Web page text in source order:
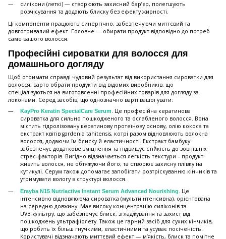
силікони (леткі) — створюють захисний бар’єр, полегшують
розчісування та додають блиску без ефекту жирності.
Ці компоненти працюють синергічно, забезпечуючи миттєвий та
довготривалий ефект. Головне — обирати продукт відповідно до потреб
саме вашого волосся.
Професійні сироватки для волосся для
домашнього догляду
Щоб отримати справді чудовий результат від використання сироватки для
волосся, варто обрати продукти від відомих виробників, що
спеціалізуються на виготовленні професійних товарів для догляду за
локонами. Серед засобів, що однозначно варті вашої уваги:
KayPro Keratin SpecialCare Serum. Це професійна кератинова
сироватка для сильно пошкодженого та ослабленого волосся. Вона
містить гідролізовану кератинову протеїнову основу, олію кокоса та
екстракт квітів gardenia tahitensis, котрі разом відновлюють волокна
волосся, додаючи їм блиску й еластичності. Екстракт бамбуку
забезпечує додаткове зміцнення та підвищує стійкість до зовнішніх
стрес-факторів. Вигідно відзначається легкість текстури – продукт
живить волосся, не обтяжуючи його, та створює захисну плівку на
кутикулі. Серум також допомагає запобігати розтріскуванню кінчиків та
утримувати вологу в структурі волосся.
Erayba N15 Nutriactive Instant Serum Advanced Nourishing
. Це
інтенсивно відновлююча сироватка (мультиінтенсивна), орієнтована
на середню довжину. Має високу концентрацію силіконів та
UVB‑фільтру, що забезпечує блиск, згладжування та захист від
пошкоджень ультрафіолету. Також це гарний засіб для сухих кінчиків,
що робить їх більш гнучкими, еластичними та усуває посіченість.
Користувачі відзначають миттєвий ефект — м’якість, блиск та помітне